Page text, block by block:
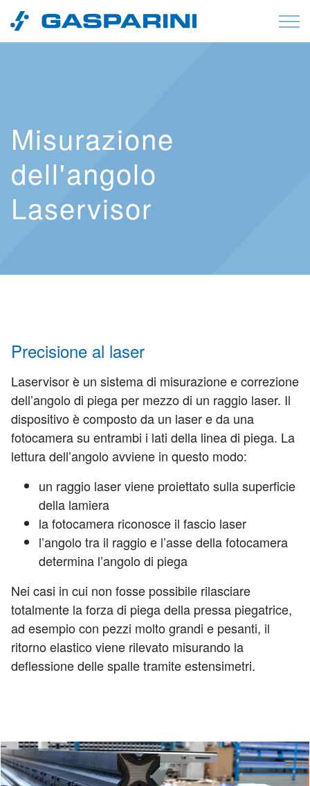
Vai al contenuto
Misurazione
dell'angolo
Laservisor
Precisione al laser
Laservisor è un sistema di misurazione e correzione
dell’angolo di piega per mezzo di un raggio laser. Il
dispositivo è composto da un laser e da una
fotocamera su entrambi i lati della linea di piega. La
lettura dell’angolo avviene in questo modo:
un raggio laser viene proiettato sulla superficie
della lamiera
la fotocamera riconosce il fascio laser
l’angolo tra il raggio e l’asse della fotocamera
determina l’angolo di piega
Nei casi in cui non fosse possibile rilasciare
totalmente la forza di piega della pressa piegatrice,
ad esempio con pezzi molto grandi e pesanti, il
ritorno elastico viene rilevato misurando la
deflessione delle spalle tramite estensimetri.